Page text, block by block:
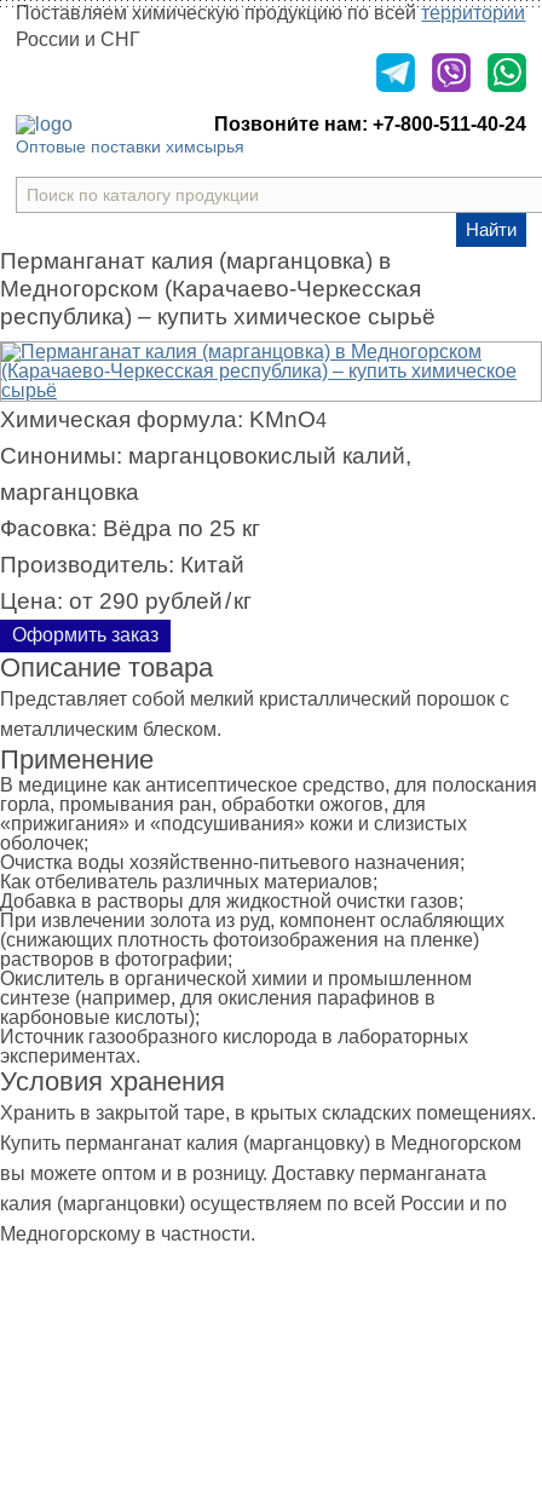
Поставляем химическую продукциюпо всейтерритории
России и СНГ
Оптовые поставки химсырья
Позвони́те нам: +7-800-511-40-24
Найти
Перманганат калия (марганцовка) в
Медногорском (Карачаево-Черкесская
республика) – купить химическое сырьё
Химическая формула: KMnO4
Синонимы: марганцовокислый калий,
марганцовка
Фасовка: Вёдра по 25 кг
Производитель: Китай
Цена: от 290 рублей/кг
Оформить заказ
Описание товара
Представляет собой мелкий кристаллический порошок с
металлическим блеском.
Применение
В медицине как антисептическое средство, для полоскания
горла, промывания ран, обработки ожогов, для
«прижигания» и «подсушивания» кожи и слизистых
оболочек;
Очистка воды хозяйственно-питьевого назначения;
Как отбеливатель различных материалов;
Добавка в растворы для жидкостной очистки газов;
При извлечении золота из руд, компонент ослабляющих
(снижающих плотность фотоизображения на пленке)
растворов в фотографии;
Окислитель в органической химии и промышленном
синтезе (например, для окисления парафинов в
карбоновые кислоты);
Источник газообразного кислорода в лабораторных
экспериментах.
Условия хранения
Хранить в закрытой таре, в крытых складских помещениях.
Купить перманганат калия (марганцовку) в Медногорском
вы можете оптом и в розницу. Доставку перманганата
калия (марганцовки) осуществляем по всей России и по
Медногорскому в частности.